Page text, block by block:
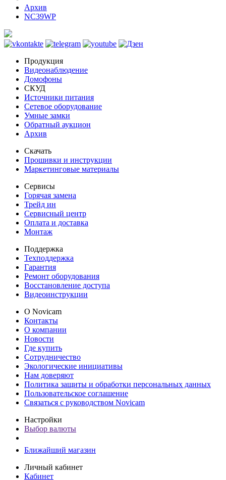
Архив
NC39WP
Продукция
Видеонаблюдение
Домофоны
СКУД
Источники питания
Сетевое оборудование
Умные замки
Обратный аукцион
Архив
Скачать
Прошивки и инструкции
Маркетинговые материалы
Сервисы
Горячая замена
Трейд ин
Сервисный центр
Оплата и доставка
Монтаж
Поддержка
Техподдержка
Гарантия
Ремонт оборудования
Восстановление доступа
Видеоинструкции
О Novicam
Контакты
О компании
Новости
Где купить
Сотрудничество
Экологические инициативы
Нам доверяют
Политика защиты и обработки персональных данных
Пользовательское соглашение
Связаться с руководством Novicam
Настройки
Выбор валюты
Ближайший магазин
Личный кабинет
Кабинет